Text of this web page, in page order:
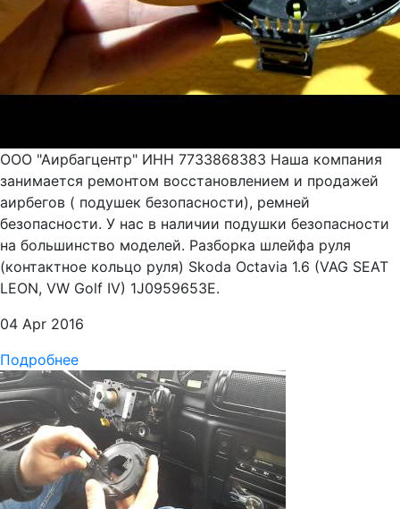
ООО "Аирбагцентр" ИНН 7733868383 Наша компания
занимается ремонтом восстановлением и продажей
аирбегов ( подушек безопасности), ремней
безопасности. У нас в наличии подушки безопасности
на большинство моделей. Разборка шлейфа руля
(контактное кольцо руля) Skoda Octavia 1.6 (VAG SEAT
LEON, VW Golf IV) 1J0959653E.
04 Apr 2016
Подробнее